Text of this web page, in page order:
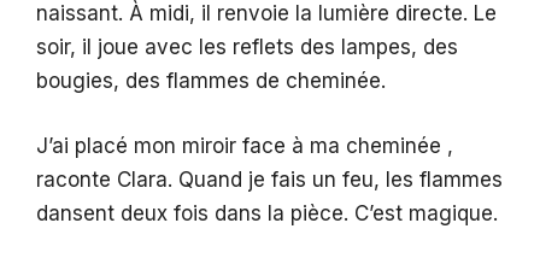
naissant. À midi, il renvoie la lumière directe. Le
soir, il joue avec les reflets des lampes, des
bougies, des flammes de cheminée.
J’ai placé mon miroir face à ma cheminée ,
raconte Clara. Quand je fais un feu, les flammes
dansent deux fois dans la pièce. C’est magique.